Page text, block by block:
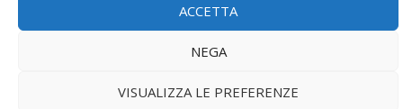
ACCETTA
NEGA
VISUALIZZA LE PREFERENZE